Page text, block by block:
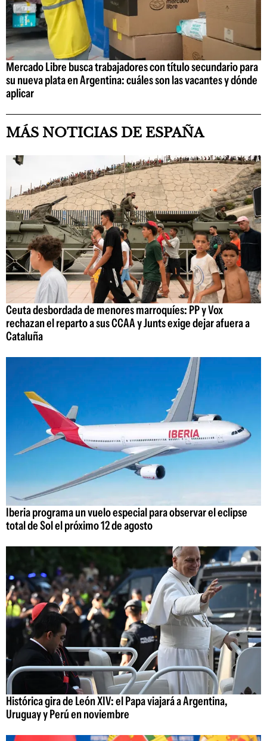
Mercado Libre busca trabajadores con título secundario para
su nueva plata en Argentina: cuáles son las vacantes y dónde
aplicar
MÁS NOTICIAS DE ESPAÑA
Ceuta desbordada de menores marroquíes: PP y Vox
rechazan el reparto a sus CCAA y Junts exige dejar afuera a
Cataluña
Iberia programa un vuelo especial para observar el eclipse
total de Sol el próximo 12 de agosto
Histórica gira de León XIV: el Papa viajará a Argentina,
Uruguay y Perú en noviembre